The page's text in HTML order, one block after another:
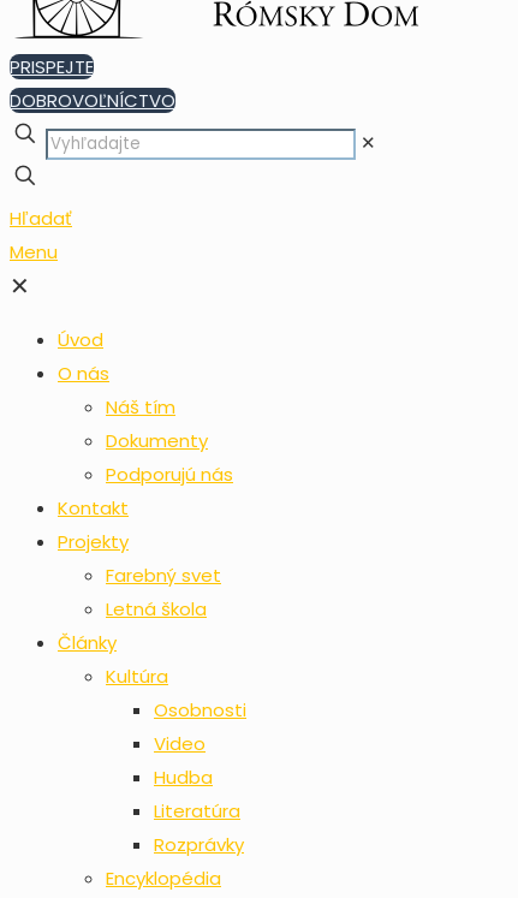
PRISPEJTE
DOBROVOĽNÍCTVO
✕
Hľadať
Menu
✕
Úvod
O nás
Náš tím
Dokumenty
Podporujú nás
Kontakt
Projekty
Farebný svet
Letná škola
Články
Kultúra
Osobnosti
Video
Hudba
Literatúra
Rozprávky
Encyklopédia